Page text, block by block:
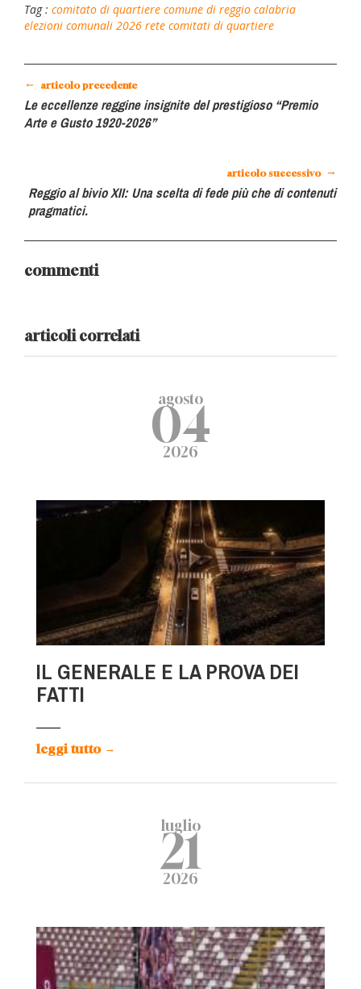
Tag : comitato di quartiere comune di reggio calabria
elezioni comunali 2026 rete comitati di quartiere
← articolo precedente
Le eccellenze reggine insignite del prestigioso “Premio
Arte e Gusto 1920-2026”
articolo successivo →
Reggio al bivio XII: Una scelta di fede più che di contenuti
pragmatici.
commenti
articoli correlati
agosto
04
2026
IL GENERALE E LA PROVA DEI
FATTI
leggi tutto →
luglio
21
2026